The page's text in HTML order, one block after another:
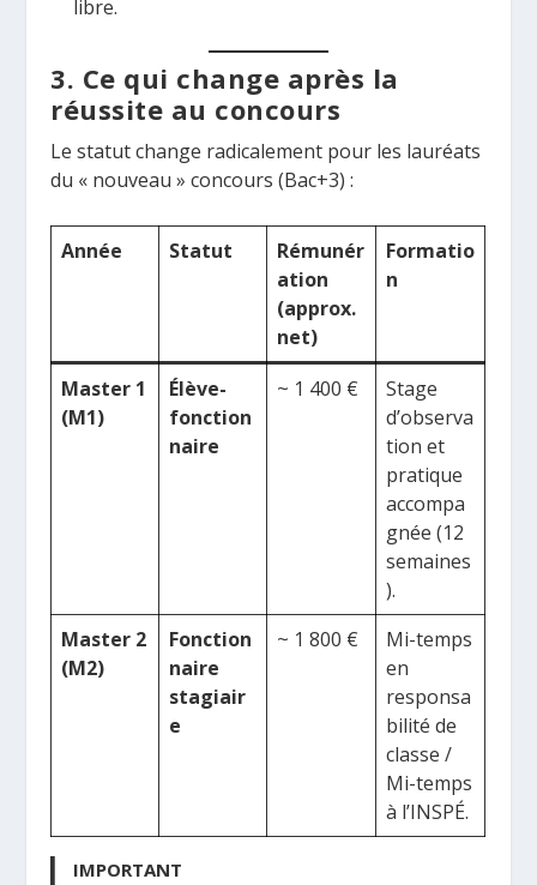
libre.
3. Ce qui change après la
réussite au concours
Le statut change radicalement pour les lauréats
du « nouveau » concours (Bac+3) :
Année Statut
Rémunér
ation
(approx.
net)
Formatio
n
Master 1
(M1)
Élève-
fonction
naire
~ 1 400 €
Stage
d’observa
tion et
pratique
accompa
gnée (12
semaines
).
Master 2
(M2)
Fonction
naire
stagiair
e
~ 1 800 €
Mi-temps
en
responsa
bilité de
classe /
Mi-temps
à l’INSPÉ.
IMPORTANT